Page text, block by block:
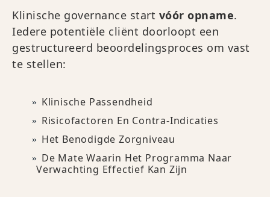
Klinische governance start vóór opname.
Iedere potentiële cliënt doorloopt een
gestructureerd beoordelingsproces om vast
te stellen:
Klinische Passendheid
Risicofactoren En Contra-Indicaties
Het Benodigde Zorgniveau
De Mate Waarin Het Programma Naar
Verwachting Effectief Kan Zijn